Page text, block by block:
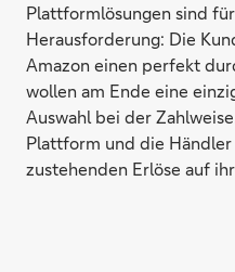
Plattformlösungen sind
Herausforderung: Die
Amazon einen perfekt
wollen am Ende eine
Auswahl bei der
Plattform und die
zustehenden Erlöse auf